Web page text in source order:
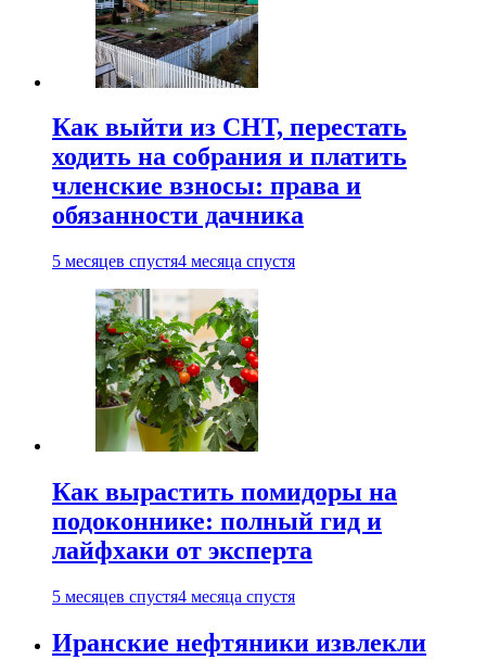
Как выйти из СНТ, перестать
ходить на собрания и платить
членские взносы: права и
обязанности дачника
5 месяцев спустя4 месяца спустя
Как вырастить помидоры на
подоконнике: полный гид и
лайфхаки от эксперта
5 месяцев спустя4 месяца спустя
Иранские нефтяники извлекли